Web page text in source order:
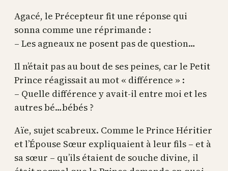
Agacé, le Précepteur fit une réponse qui
sonna comme une réprimande :
– Les agneaux ne posent pas de question…
Il n’était pas au bout de ses peines, car le Petit
Prince réagissait au mot « différence » :
– Quelle différence y avait-il entre moi et les
autres bé…bébés ?
Aïe, sujet scabreux. Comme le Prince Héritier
et l’Épouse Sœur expliquaient à leur fils – et à
sa sœur – qu’ils étaient de souche divine, il